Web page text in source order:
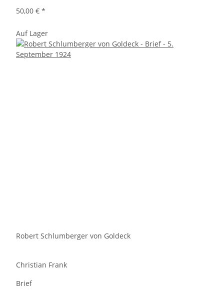
50,00 € *
Auf Lager
Robert Schlumberger von Goldeck
Christian Frank
Brief